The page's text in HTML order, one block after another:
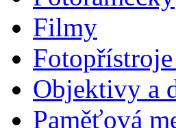
Filmy
Objektivy a
Paměťová